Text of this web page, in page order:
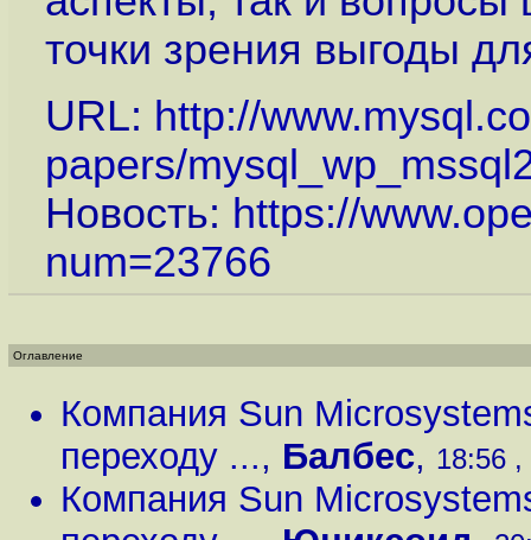
точки зрения выгоды
URL: http://
papers/
Новость: https://
num=23766
Оглавление
Компания Sun
переходу ..., Балбес, 18:56
Компания Sun